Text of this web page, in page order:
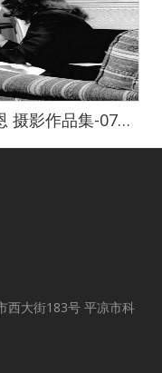
尼娜·利恩 Nina Leen 尼娜·利恩 摄影作品集-0728
西大街183号 平凉市科